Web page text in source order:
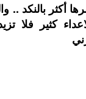
أكثر بالنكد ..
كثير فلا